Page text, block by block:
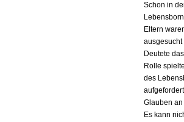
Schon in
Eltern
Deutete
Rolle
des
Glauben
Es kann